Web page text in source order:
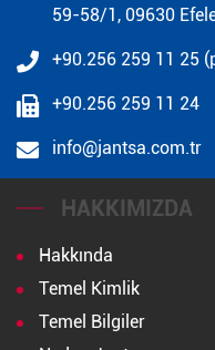
59-58/1, 09630
+90.256 259 11 25
+90.256 259 11 24
info@jantsa.com.tr
HAKKIMIZDA
Hakkında
Temel Kimlik
Temel Bilgiler